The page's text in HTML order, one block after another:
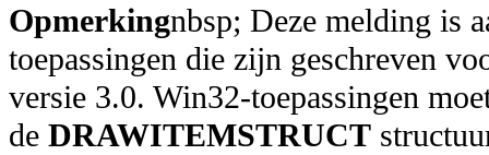
Opmerkingnbsp; Deze melding is
toepassingen die zijn geschreven
versie 3.0. Win32-toepassingen
de DRAWITEMSTRUCT